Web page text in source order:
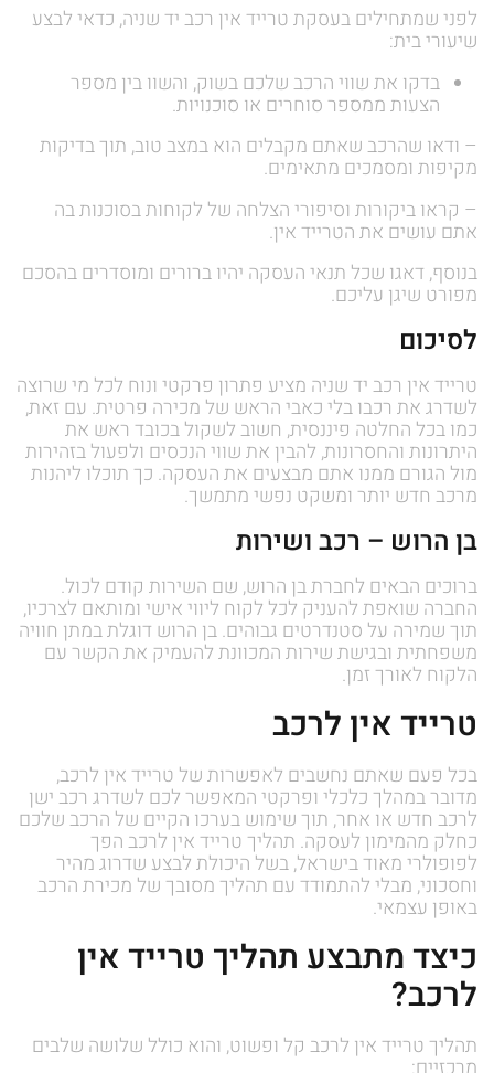
לפני שמתחילים בעסקת טרייד אין רכב יד שניה, כדאי לבצע
שיעורי בית:
בדקו את שווי הרכב שלכם בשוק, והשוו בין מספר
הצעות ממספר סוחרים או סוכנויות.
– ודאו שהרכב שאתם מקבלים הוא במצב טוב, תוך בדיקות
מקיפות ומסמכים מתאימים.
– קראו ביקורות וסיפורי הצלחה של לקוחות בסוכנות בה
אתם עושים את הטרייד אין.
בנוסף, דאגו שכל תנאי העסקה יהיו ברורים ומוסדרים בהסכם
מפורט שיגן עליכם.
לסיכום
טרייד אין רכב יד שניה מציע פתרון פרקטי ונוח לכל מי שרוצה
לשדרג את רכבו בלי כאבי הראש של מכירה פרטית. עם זאת,
כמו בכל החלטה פיננסית, חשוב לשקול בכובד ראש את
היתרונות והחסרונות, להבין את שווי הנכסים ולפעול בזהירות
מול הגורם ממנו אתם מבצעים את העסקה. כך תוכלו ליהנות
מרכב חדש יותר ומשקט נפשי מתמשך.
בן הרוש – רכב ושירות
ברוכים הבאים לחברת בן הרוש, שם השירות קודם לכול.
החברה שואפת להעניק לכל לקוח ליווי אישי ומותאם לצרכיו,
תוך שמירה על סטנדרטים גבוהים. בן הרוש דוגלת במתן חוויה
משפחתית ובגישת שירות המכוונת להעמיק את הקשר עם
הלקוח לאורך זמן.
טרייד אין לרכב
בכל פעם שאתם נחשבים לאפשרות של טרייד אין לרכב,
מדובר במהלך כלכלי ופרקטי המאפשר לכם לשדרג רכב ישן
לרכב חדש או אחר, תוך שימוש בערכו הקיים של הרכב שלכם
כחלק מהמימון לעסקה. תהליך טרייד אין לרכב הפך
לפופולרי מאוד בישראל, בשל היכולת לבצע שדרוג מהיר
וחסכוני, מבלי להתמודד עם תהליך מסובך של מכירת הרכב
באופן עצמאי.
כיצד מתבצע תהליך טרייד אין
לרכב?
תהליך טרייד אין לרכב קל ופשוט, והוא כולל שלושה שלבים